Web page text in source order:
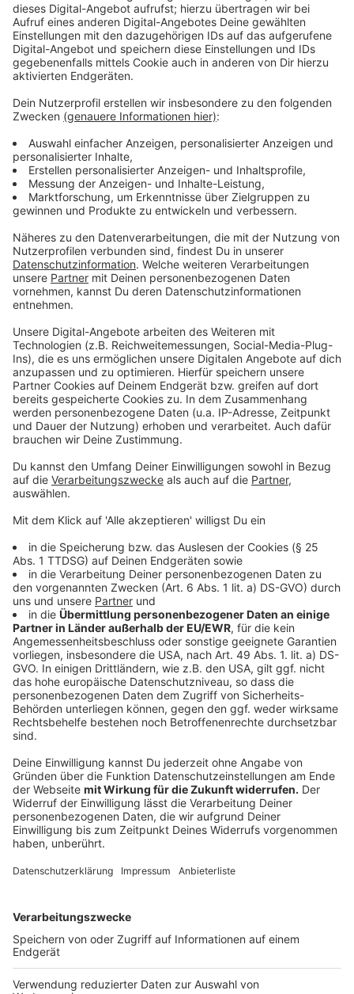
Tiere im Innengehege untergebracht.
Anzeige
Zwölf Brillenpinguine bleiben drinnen
Anzeige
Die zwölfBrillenpinguinesind bis Mittwoch im
Innenbereich des Aquazoos untergebracht.
Besucherinnen und Besucher können die Tiere deshalb
vorübergehend nicht im Außengehege beobachten.
Anzeige
Aquazoo hilft beim Artenschutz
Anzeige
Der Aquazoo Düsseldorf engagiert sich aktiv für den
Schutz der Brillenpinguine. Als Teil eines
internationalen Zuchtprogramms trägt das Museum
zur Erhaltung der stark gefährdeten Population bei.
Anzeige
Mehr Infos und Links zum Thema:
Anzeige
Hier informiert der Aquazoo über den Frühjahrsputz
Katze Lotti wohnt in Plöner Baumarkt
Nachtverbot für Mähroboter wirkt
Anzeige
Folge uns für mehr News & Updates:
Anzeige
Instagram|Facebook|WhatsApp-Kanal